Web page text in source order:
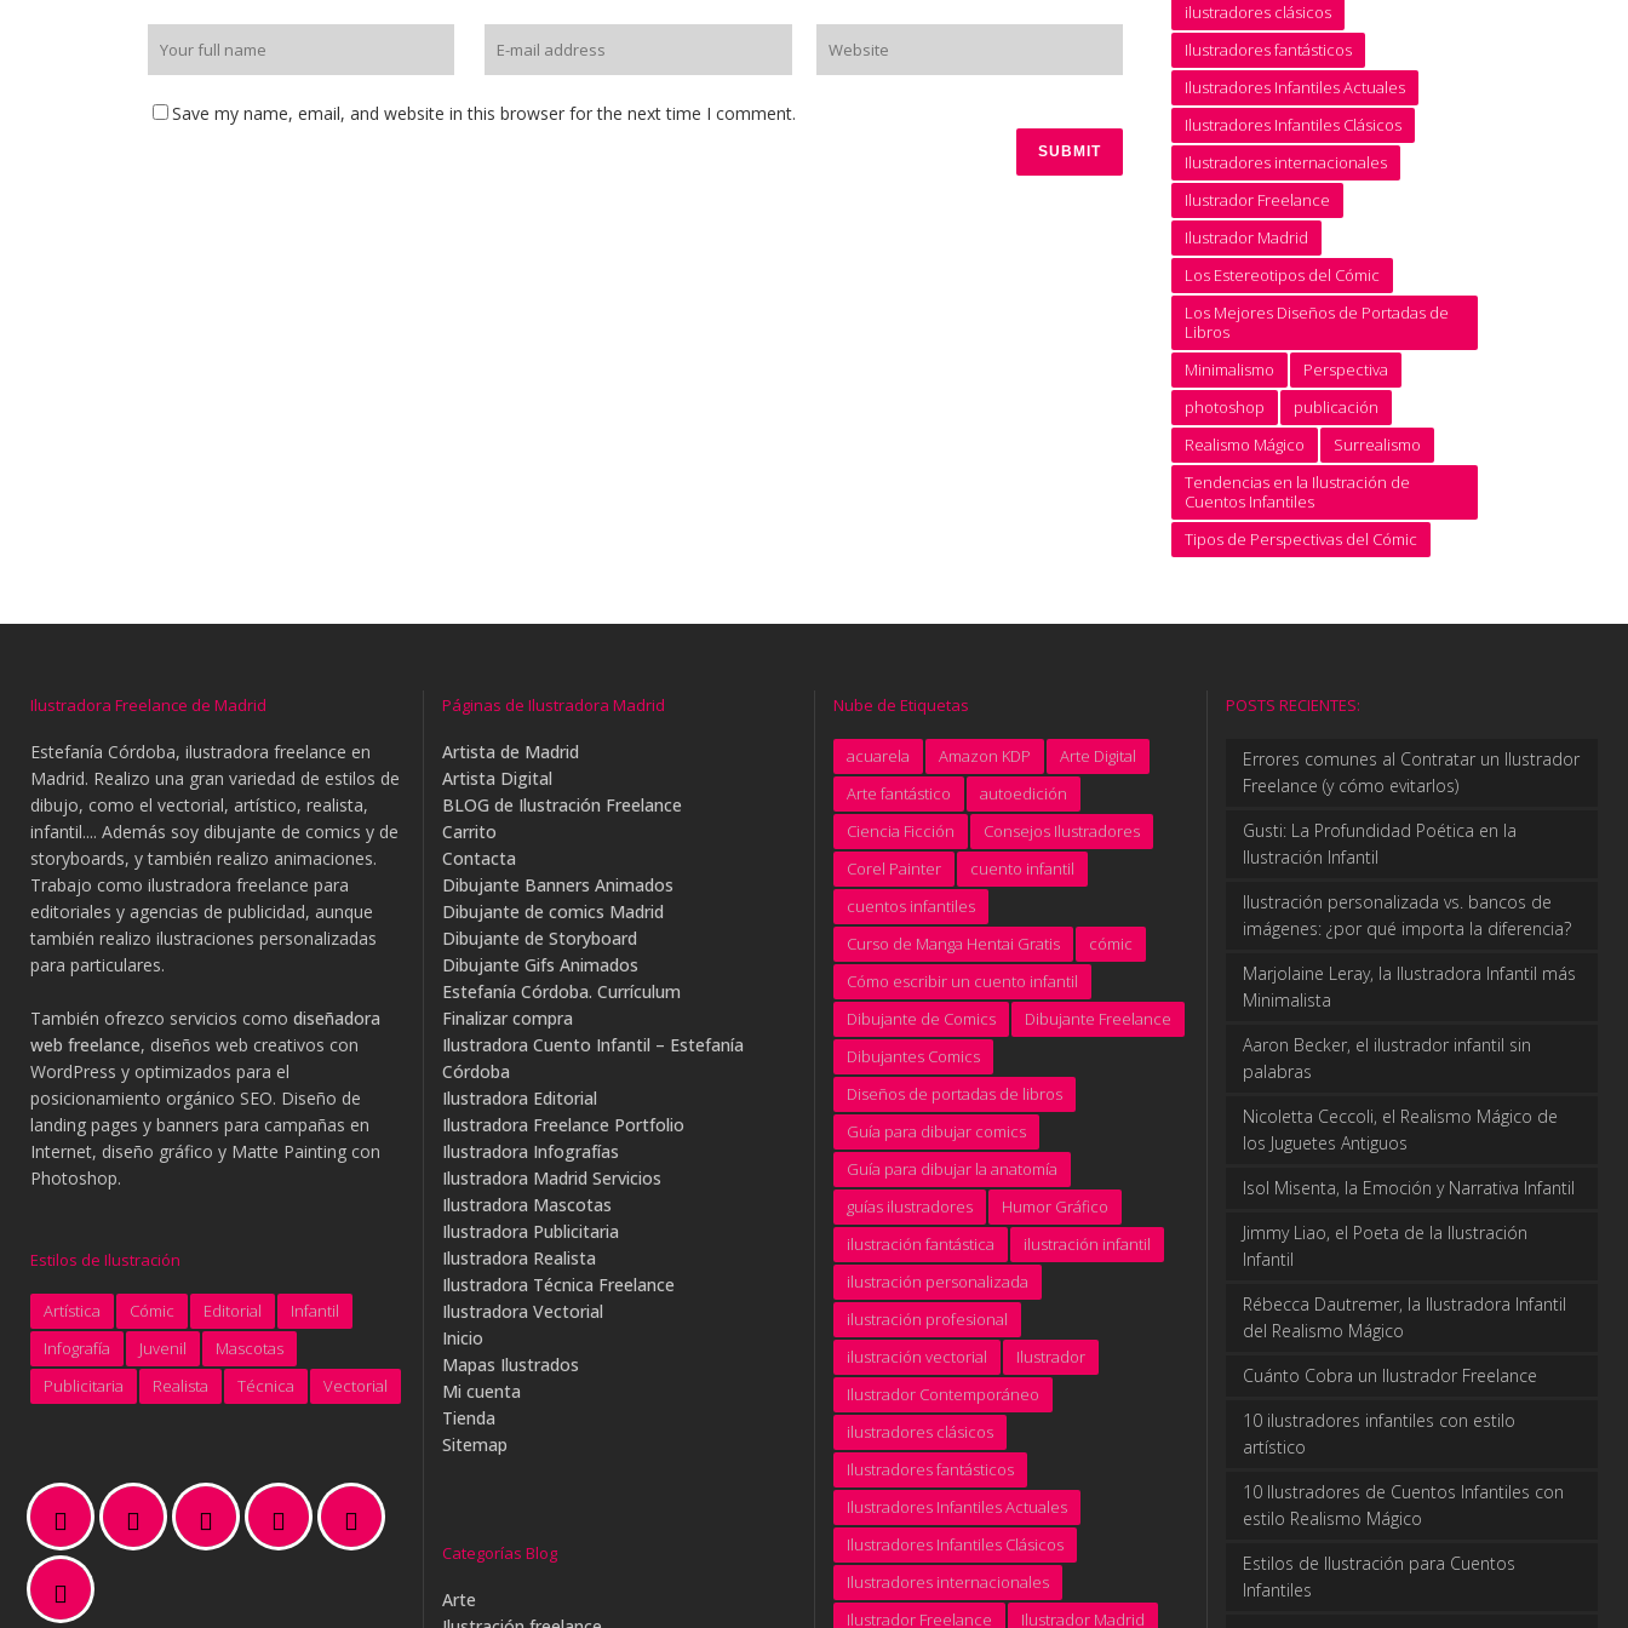
Save my name, email, and website in this browser for the next time I comment.
ilustradores clásicos
Ilustradores fantásticos
Ilustradores Infantiles Actuales
Ilustradores Infantiles Clásicos
Ilustradores internacionales
Ilustrador Freelance
Ilustrador Madrid
Los Estereotipos del Cómic
Los Mejores Diseños de Portadas de
Libros
Minimalismo
Perspectiva
photoshop
publicación
Realismo Mágico
Surrealismo
Tendencias en la Ilustración de
Cuentos Infantiles
Tipos de Perspectivas del Cómic
Ilustradora Freelance de Madrid
Estefanía Córdoba, ilustradora freelance en
Madrid. Realizo una gran variedad de estilos de
dibujo, como el vectorial, artístico, realista,
infantil.... Además soy dibujante de comics y de
storyboards, y también realizo animaciones.
Trabajo como ilustradora freelance para
editoriales y agencias de publicidad, aunque
también realizo ilustraciones personalizadas
para particulares.
También ofrezco servicios como diseñadora
web freelance, diseños web creativos con
WordPress y optimizados para el
posicionamiento orgánico SEO. Diseño de
landing pages y banners para campañas en
Internet, diseño gráfico y Matte Painting con
Photoshop.
Estilos de Ilustración
Artística Cómic Editorial
Infantil
Infografía
Juvenil
Mascotas
Publicitaria
Realista Técnica Vectorial
Páginas de Ilustradora Madrid
Artista de Madrid
Artista Digital
BLOG de Ilustración Freelance
Carrito
Contacta
Dibujante Banners Animados
Dibujante de comics Madrid
Dibujante de Storyboard
Dibujante Gifs Animados
Estefanía Córdoba. Currículum
Finalizar compra
Ilustradora Cuento Infantil – Estefanía
Córdoba
Ilustradora Editorial
Ilustradora Freelance Portfolio
Ilustradora Infografías
Ilustradora Madrid Servicios
Ilustradora Mascotas
Ilustradora Publicitaria
Ilustradora Realista
Ilustradora Técnica Freelance
Ilustradora Vectorial
Inicio
Mapas Ilustrados
Mi cuenta
Tienda
Sitemap
Categorías Blog
Arte
Nube de Etiquetas
acuarela Amazon KDP
Arte Digital
Arte fantástico
autoedición
Ciencia Ficción
Consejos Ilustradores
Corel Painter
cuento infantil
cuentos infantiles
Curso de Manga Hentai Gratis
cómic
Cómo escribir un cuento infantil
Dibujante de Comics
Dibujante Freelance
Dibujantes Comics
Diseños de portadas de libros
Guía para dibujar comics
Guía para dibujar la anatomía
guías ilustradores
Humor Gráfico
ilustración fantástica
ilustración infantil
ilustración personalizada
ilustración profesional
ilustración vectorial
Ilustrador
Ilustrador Contemporáneo
ilustradores clásicos
Ilustradores fantásticos
Ilustradores Infantiles Actuales
Ilustradores Infantiles Clásicos
Ilustradores internacionales
Ilustrador Freelance
Ilustrador Madrid
POSTS RECIENTES:
Errores comunes al Contratar un Ilustrador
Freelance (y cómo evitarlos)
Gusti: La Profundidad Poética en la
Ilustración Infantil
Ilustración personalizada vs. bancos de
imágenes: ¿por qué importa la diferencia?
Marjolaine Leray, la Ilustradora Infantil más
Minimalista
Aaron Becker, el ilustrador infantil sin
palabras
Nicoletta Ceccoli, el Realismo Mágico de
los Juguetes Antiguos
Isol Misenta, la Emoción y Narrativa Infantil
Jimmy Liao, el Poeta de la Ilustración
Infantil
Rébecca Dautremer, la Ilustradora Infantil
del Realismo Mágico
Cuánto Cobra un Ilustrador Freelance
10 ilustradores infantiles con estilo
artístico
10 Ilustradores de Cuentos Infantiles con
estilo Realismo Mágico
Estilos de Ilustración para Cuentos
Infantiles